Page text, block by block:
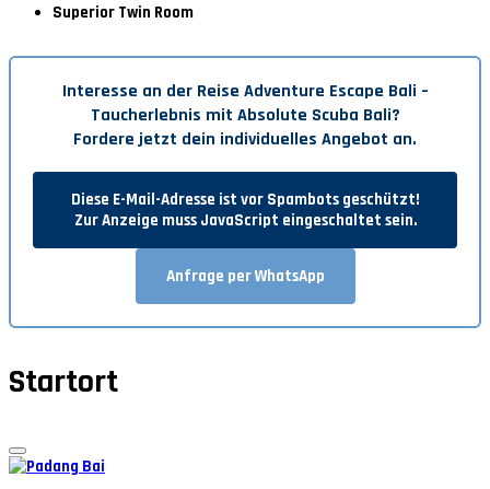
Superior Twin Room
Interesse an der Reise Adventure Escape Bali –
Taucherlebnis mit Absolute Scuba Bali?
Fordere jetzt dein individuelles Angebot an.
Diese E-Mail-Adresse ist vor Spambots geschützt!
Zur Anzeige muss JavaScript eingeschaltet sein.
Anfrage per WhatsApp
Startort